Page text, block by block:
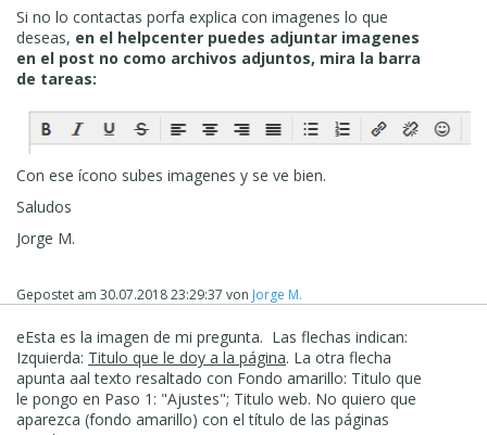
Si no lo contactas porfa explica con imagenes lo que
deseas, en el helpcenter puedes adjuntar imagenes
en el post no como archivos adjuntos, mira la barra
de tareas:
Con ese ícono subes imagenes y se ve bien.
Saludos
Jorge M.
Gepostet am 30.07.2018 23:29:37 von Jorge M.
eEsta es la imagen de mi pregunta. Las flechas indican:
Izquierda: Titulo que le doy a la página. La otra flecha
apunta aal texto resaltado con Fondo amarillo: Titulo que
le pongo en Paso 1: "Ajustes"; Titulo web. No quiero que
aparezca (fondo amarillo) con el título de las páginas